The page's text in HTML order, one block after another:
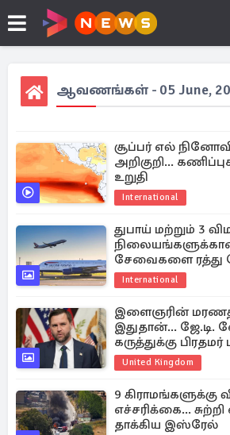
ஆவணங்கள் - 05 June,
சூப்பர் எல்
அறிகுறி...
உறுதி
International
துபாய் மற்றும் 3
சேவைகளை ரத்து
பிரிட்டிஷ் ஏர்வேஸ்
International
இளைஞரின்
இதுதான்...
கருத்துக்கு பிரதமர்
United Kingdom
9 கிராமங்களுக்கு
எச்சரிக்கை...
தாக்கிய இஸ்ரேல்